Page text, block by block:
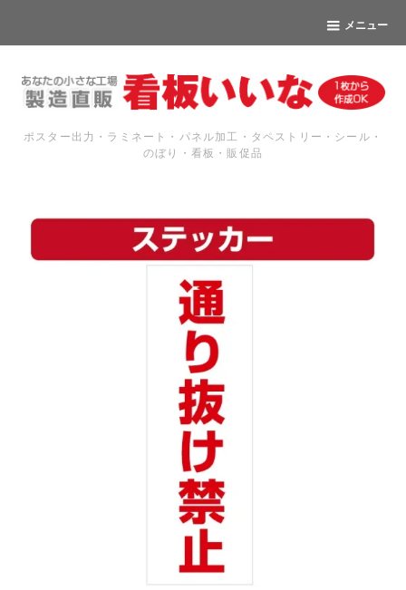
メニュー
ポスター出力・ラミネート・パネル加工・タペストリー・シール・
のぼり・看板・販促品